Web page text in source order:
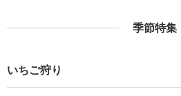
季節特集
いちご狩り